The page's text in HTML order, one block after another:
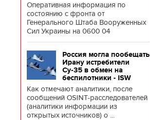
Оперативная информация по
состоянию с фронта от
Генерального Штаба Вооруженных
Сил Украины на 0600 04
Россия могла пообещать
Ирану истребители
Су-35 в обмен на
беспилотники - ISW
Как отмечают аналитики, после
сообщений OSINT-расследователей
(аналитики информации из
открытых источников) о ...